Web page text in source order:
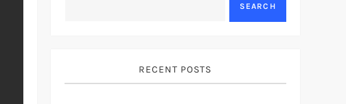
SEARCH
RECENT POSTS